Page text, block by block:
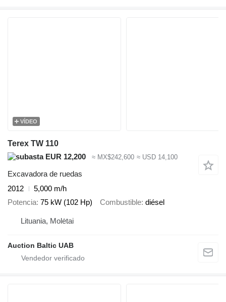
VÍDEO
Terex TW 110
EUR 12,200
≈ MX$242,600 ≈ USD 14,100
Excavadora de ruedas
2012
5,000 m/h
Potencia 75 kW (102 Hp) Combustible diésel
Lituania, Molėtai
Auction Baltic UAB